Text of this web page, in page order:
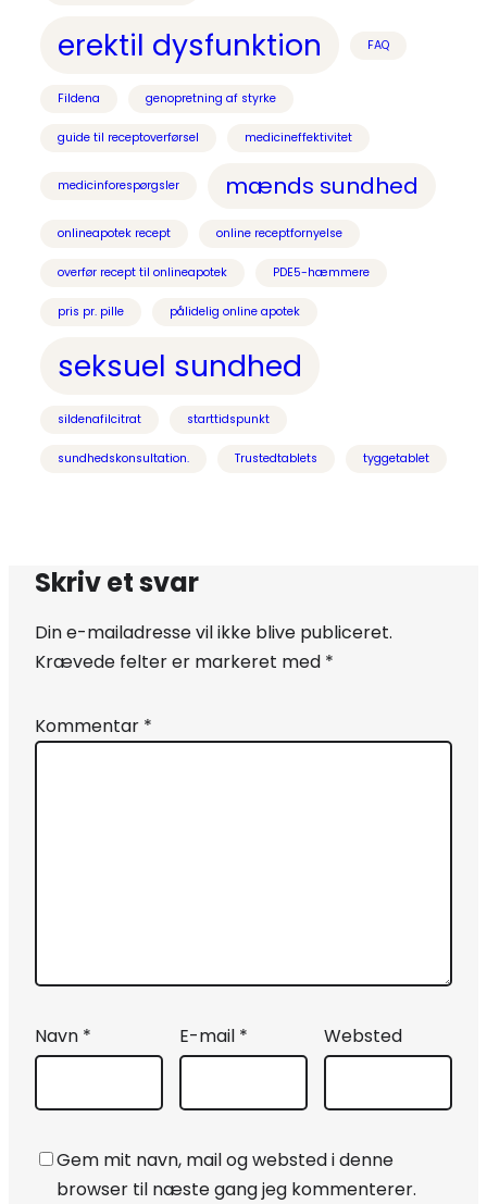
erektil dysfunktion FAQ
Fildena genopretning af styrke
guide til receptoverførsel medicineffektivitet
medicinforespørgsler mænds sundhed
onlineapotek recept online receptfornyelse
overfør recept til onlineapotek PDE5-hæmmere
pris pr. pille pålidelig online apotek
seksuel sundhed
sildenafilcitrat starttidspunkt
sundhedskonsultation. Trustedtablets tyggetablet
Skriv et svar
Din e-mailadresse vil ikke blive publiceret.
Krævede felter er markeret med *
Kommentar *
Navn * E-mail * Websted
Gem mit navn, mail og websted i denne
browser til næste gang jeg kommenterer.